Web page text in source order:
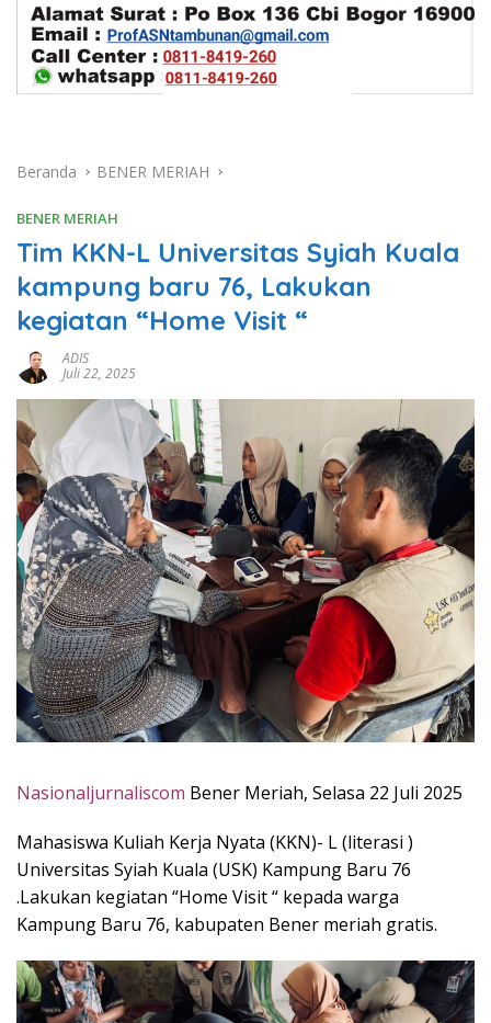
Beranda BENER MERIAH
BENER MERIAH
Tim KKN-L Universitas Syiah Kuala
kampung baru 76, Lakukan
kegiatan “Home Visit “
ADIS
Juli 22, 2025
Nasionaljurnaliscom Bener Meriah, Selasa 22 Juli 2025
Mahasiswa Kuliah Kerja Nyata (KKN)- L (literasi )
Universitas Syiah Kuala (USK) Kampung Baru 76
.Lakukan kegiatan “Home Visit “ kepada warga
Kampung Baru 76, kabupaten Bener meriah gratis.